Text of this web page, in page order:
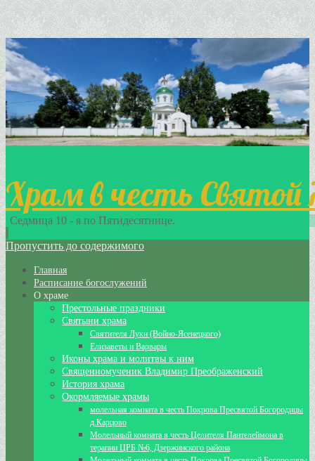
Храм в честь Святой
Седмица 10 - я по Пятидесятнице.
Пропустить до содержимого
Главная
Расписание богослужений
О храме
Престольные праздники
Святыни храма
Святителя Луки (Войно-Ясенецкого)
Елизаветы и Варвары
Иконы храма и молитвы к ним
Священномученик Владимир Преображенский
История храма
Окормляемые храмы
молельная комната в честь Покрова Пресвятой Богородицы
д.Карцово
Молельный комната в честь Целителя Пантелеймона в
терапии ЦРБ №6, Дзержинского района